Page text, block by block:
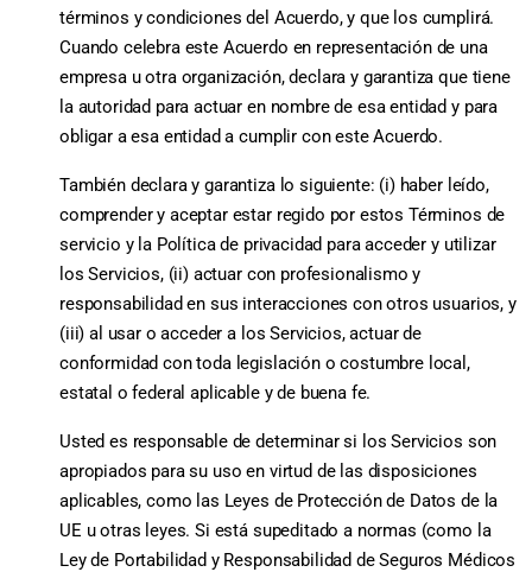
términos y condiciones del Acuerdo, y que los cumplirá.
Cuando celebra este Acuerdo en representación de una
empresa u otra organización, declara y garantiza que tiene
la autoridad para actuar en nombre de esa entidad y para
obligar a esa entidad a cumplir con este Acuerdo.
También declara y garantiza lo siguiente: (i) haber leído,
comprender y aceptar estar regido por estos Términos de
servicio y la Política de privacidad para acceder y utilizar
los Servicios, (ii) actuar con profesionalismo y
responsabilidad en sus interacciones con otros usuarios, y
(iii) al usar o acceder a los Servicios, actuar de
conformidad con toda legislación o costumbre local,
estatal o federal aplicable y de buena fe.
Usted es responsable de determinar si los Servicios son
apropiados para su uso en virtud de las disposiciones
aplicables, como las Leyes de Protección de Datos de la
UE u otras leyes. Si está supeditado a normas (como la
Ley de Portabilidad y Responsabilidad de Seguros Médicos